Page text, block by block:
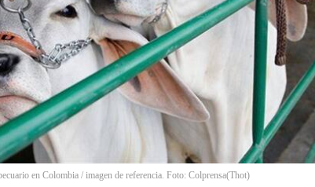
en Colombia / imagen de referencia. Foto: Colprensa(Thot)